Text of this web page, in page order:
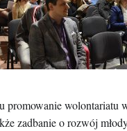
promowanie wolontariatu
zadbanie o rozwój